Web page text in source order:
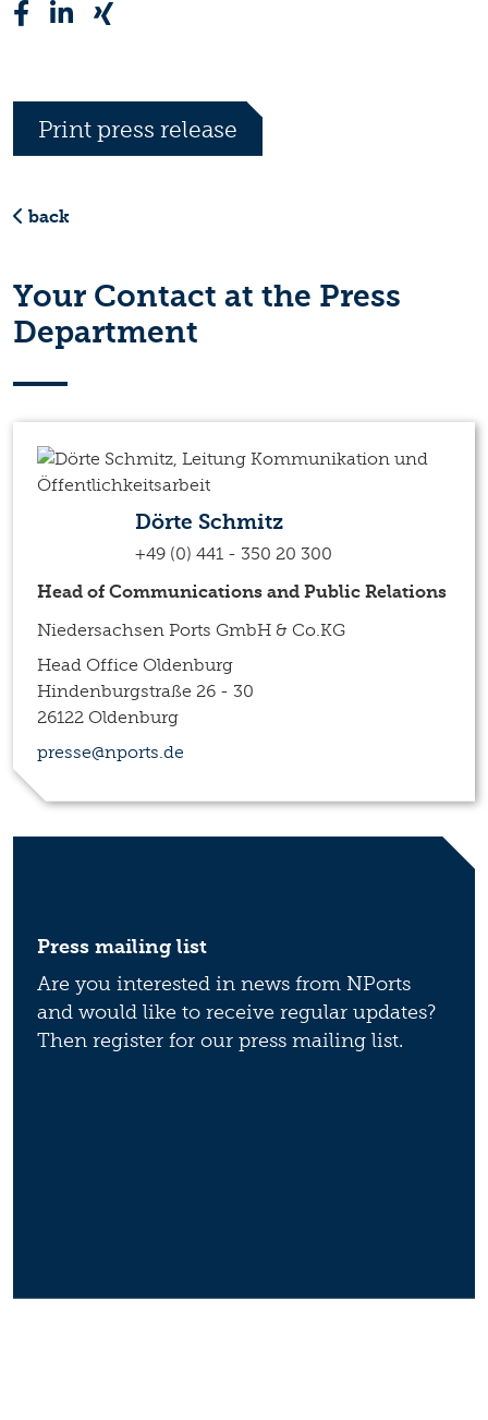
Print press release
back
Your Contact at the Press
Department
Dörte Schmitz
+49 (0) 441 - 350 20 300
Head of Communications and Public Relations
Niedersachsen Ports GmbH & Co.KG
Head Office Oldenburg
Hindenburgstraße 26 - 30
26122 Oldenburg
presse@nports.de
Press mailing list
Are you interested in news from NPorts
and would like to receive regular updates?
Then register for our press mailing list.